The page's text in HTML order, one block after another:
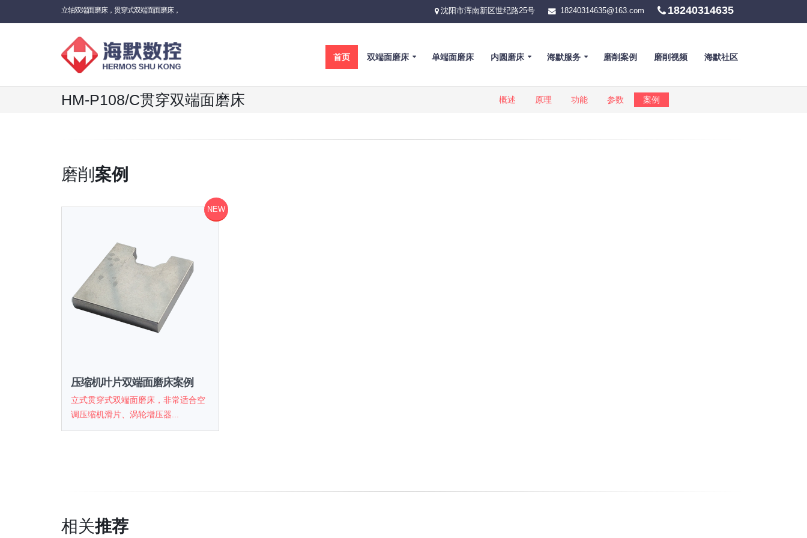
沈阳市浑南新区世纪路25号 18240314635@163.com 18240314635
立轴双端面磨床，贯穿式双端面面磨床，
首页 双端面磨床 单端面磨床 内圆磨床 海默服务 磨削案例 磨削视频 海默社区
HM-P108/C贯穿双端面磨床 概述 原理 功能 参数 案例
磨削 案例
NEW
压缩机叶片双端面磨床案例
立式贯穿式双端面磨床，非常适合空
调压缩机滑片、涡轮增压器...
相关推荐